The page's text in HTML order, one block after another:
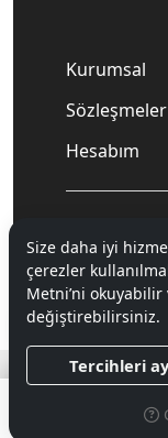
Kurumsal
Sözleşmeler
Hesabım
©
Hipotenüs
Size daha iyi
çerezler
Metni’ni
değiştirebilirsiniz.
Tercihleri